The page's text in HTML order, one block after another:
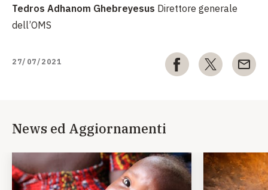
Tedros Adhanom Ghebreyesus Direttore generale
dell’OMS
27/07/2021
News ed Aggiornamenti